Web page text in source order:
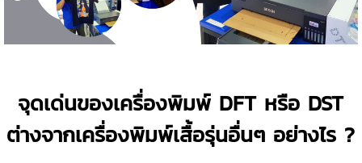
จุดเด่นของเครื่องพิมพ์ DFT หรือ DST
ต่างจากเครื่องพิมพ์เสื้อรุ่นอื่นๆ อย่างไร ?